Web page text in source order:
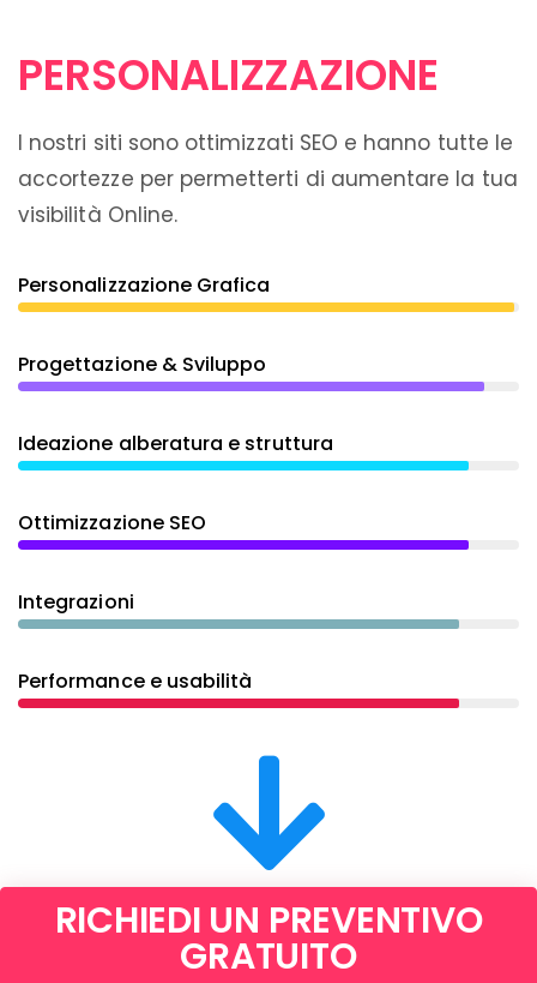
PERSONALIZZAZIONE
I nostri siti sono ottimizzati SEO e hanno tutte le
accortezze per permetterti di aumentare la tua
visibilità Online.
Personalizzazione Grafica
Progettazione & Sviluppo
Ideazione alberatura e struttura
Ottimizzazione SEO
Integrazioni
Performance e usabilità
RICHIEDI UN PREVENTIVO
GRATUITO